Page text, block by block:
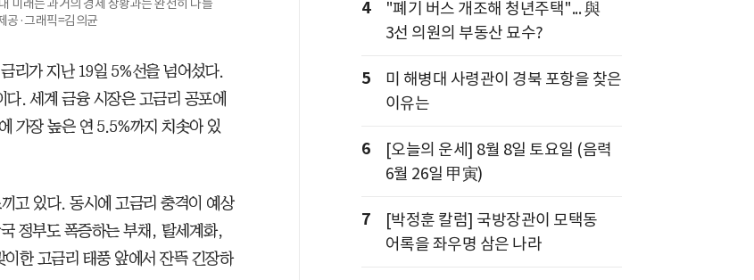
미래는 과거의 경제 상황과는 완전히 다를
공·그래픽=김의균
리가 지난 19일 5%선을 넘어섰다.
. 세계 금융 시장은 고금리 공포에
가장 높은 연 5.5%까지 치솟아 있
고 있다. 동시에 고금리 충격이 예상
정부도 폭증하는 부채, 탈세계화,
한 고금리 태풍 앞에서 잔뜩 긴장하
4
"폐기 버스 개조해 청년주택"... 與
3선 의원의 부동산 묘수?
5
미 해병대 사령관이 경북 포항을 찾은
이유는
6
[오늘의 운세] 8월 8일 토요일 (음력
6월 26일 甲寅)
7
[박정훈 칼럼] 국방장관이 모택동
어록을 좌우명 삼은 나라